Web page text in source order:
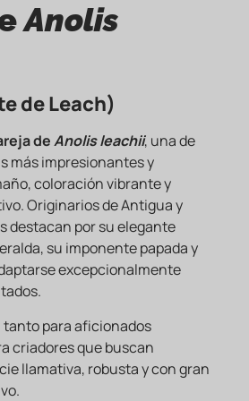
Anolis
de Leach)
deAnolis leachii, una de
más impresionantes y
coloración vibrante y
Originarios de Antigua y
destacan por su elegante
su imponente papada y
excepcionalmente
para aficionados
criadores que buscan
llamativa, robusta y con gran